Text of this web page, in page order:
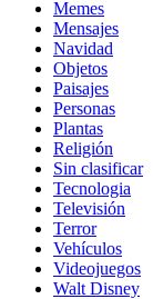
Memes
Mensajes
Navidad
Objetos
Paisajes
Personas
Plantas
Religión
Sin clasificar
Tecnologia
Televisión
Terror
Vehículos
Videojuegos
Walt Disney